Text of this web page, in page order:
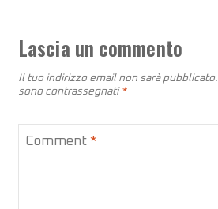
Lascia un commento
Il tuo indirizzo email non sarà pubblicato.
sono contrassegnati *
Comment *